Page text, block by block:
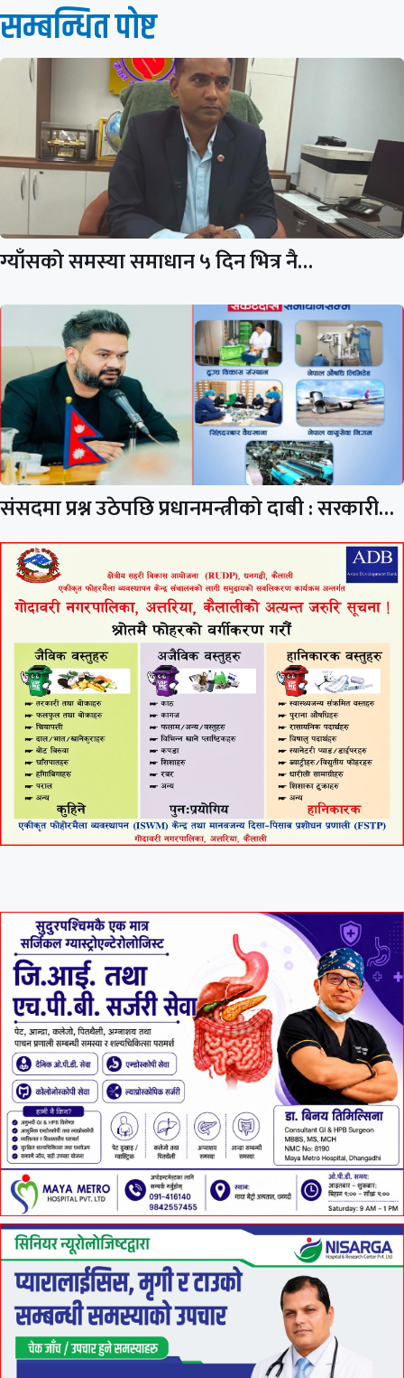
सम्बन्धित पाेष्ट
ग्याँसको समस्या समाधान ५ दिन भित्र नै…
संसदमा प्रश्न उठेपछि प्रधानमन्त्रीको दाबी : सरकारी…